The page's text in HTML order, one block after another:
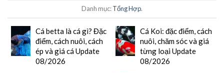
Danh mục:Tổng Hợp.
Cá betta là cá gì? Đặc
điểm, cách nuôi, cách
ép và giá cá Update
08/2026
Cá Koi: đặc điểm, cách
nuôi, chăm sóc và giá
từng loại Update
08/2026